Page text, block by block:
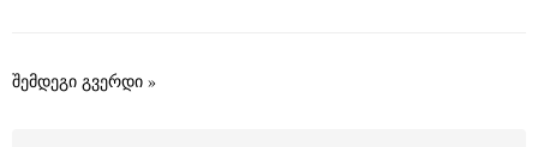
შემდეგი გვერდი »